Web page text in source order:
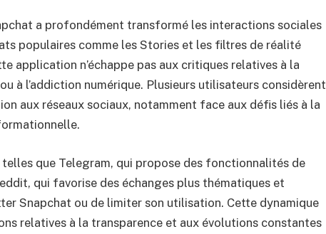
a profondément transformé les interactions sociales
populaires comme les Stories et les filtres de réalité
application n’échappe pas aux critiques relatives à la
à l’addiction numérique. Plusieurs utilisateurs considèrent
aux réseaux sociaux, notamment face aux défis liés à la
telles que Telegram, qui propose des fonctionnalités de
qui favorise des échanges plus thématiques et
Snapchat ou de limiter son utilisation. Cette dynamique
relatives à la transparence et aux évolutions constantes